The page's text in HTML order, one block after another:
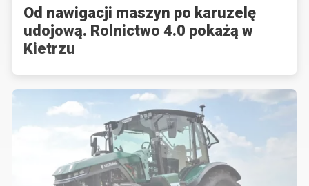
Od nawigacji maszyn po karuzelę
udojową. Rolnictwo 4.0 pokażą w
Kietrzu